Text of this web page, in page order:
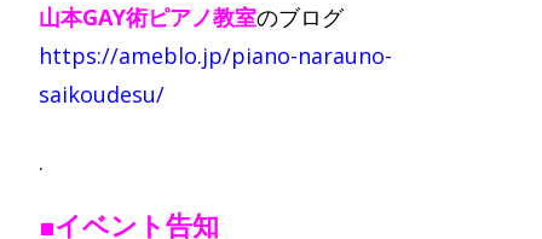
山本GAY術ピアノ教室のブログ
https://ameblo.jp/piano-narauno-
saikoudesu/
.
■イベント告知